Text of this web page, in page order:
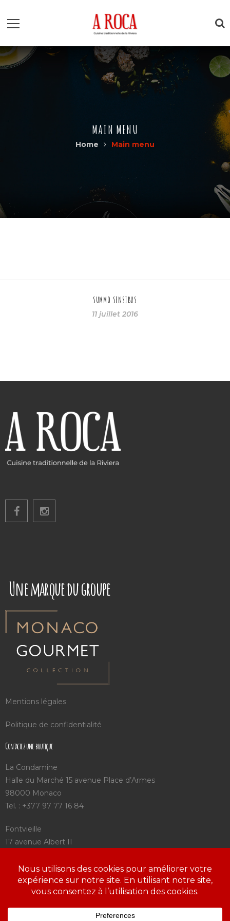
MAIN MENU
Home Main menu
SUMMO SENSIBUS
11 juillet 2016
Une marque du groupe
Mentions légales
Politique de confidentialité
Contactez une boutique
La Condamine
Halle du Marché 15 avenue Place d’Armes
98000 Monaco
Tel. : +377 97 77 16 84
Fontvieille
17 avenue Albert II
Tel. : +377 92 05 75 25
Saint Charles